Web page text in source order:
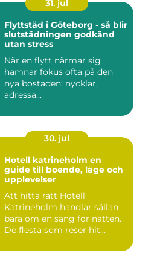
31. jul
Flyttstäd i Göteborg - så blir
slutstädningen godkänd
utan stress
När en flytt närmar sig
hamnar fokus ofta på den
nya bostaden: nycklar,
adressä...
30. jul
Hotell katrineholm en
guide till boende, läge och
upplevelser
Att hitta rätt Hotell
Katrineholm handlar sällan
bara om en säng för natten.
De flesta som reser hit...